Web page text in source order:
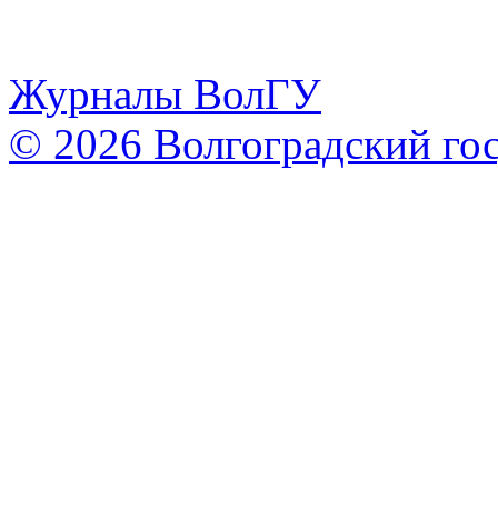
Журналы ВолГУ
© 2026 Волгоградский